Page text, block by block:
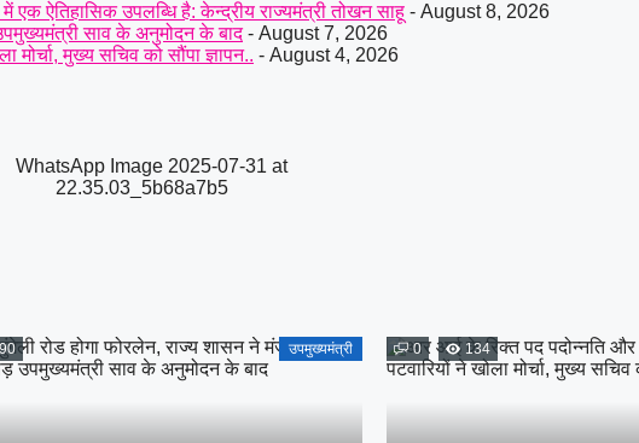
एक ऐतिहासिक उपलब्धि है: केन्द्रीय राज्यमंत्री तोखन साहू - August 8, 2026
साव के अनुमोदन के बाद- August 7, 2026
मुख्य सचिव को सौंपा ज्ञापन.. - August 4, 2026
उपमुख्यमंत्री 0 134